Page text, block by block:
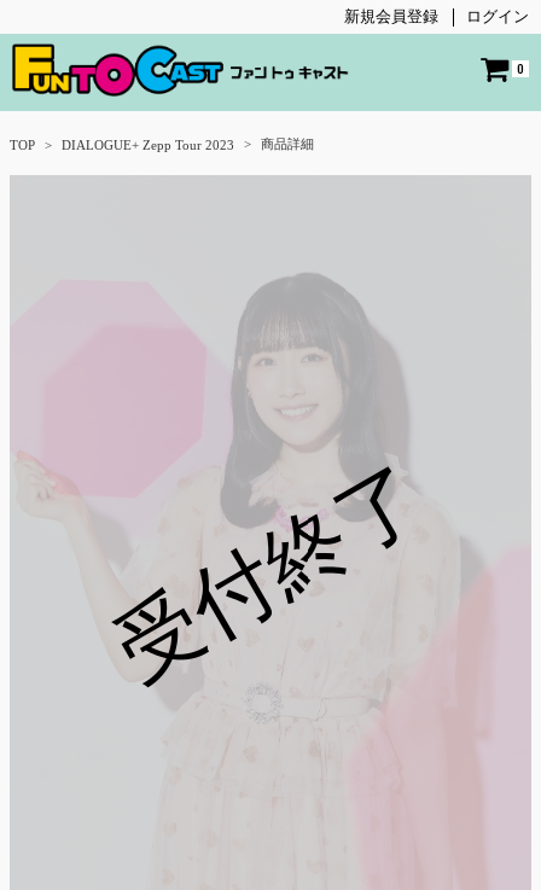
新規会員登録 ログイン
0
TOP DIALOGUE+ Zepp Tour 2023 商品詳細
受付終了